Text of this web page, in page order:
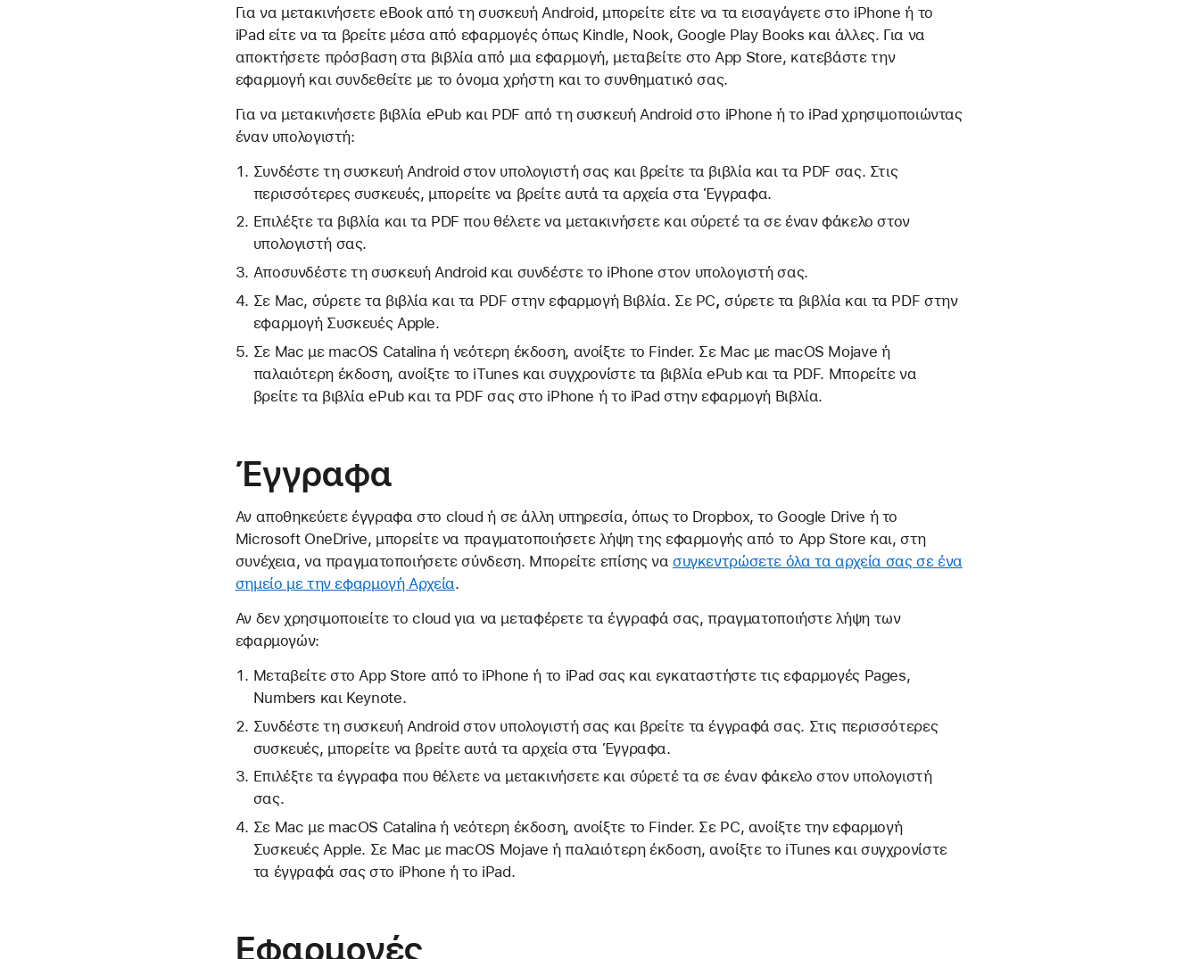
Για να μετακινήσετε eBook από τη συσκευή Android, μπορείτε είτε να τα εισαγάγετε στο iPhone ή το
iPad είτε να τα βρείτε μέσα από εφαρμογές όπως Kindle, Nook, Google Play Books και άλλες. Για να
αποκτήσετε πρόσβαση στα βιβλία από μια εφαρμογή, μεταβείτε στο App Store, κατεβάστε την
εφαρμογή και συνδεθείτε με το όνομα χρήστη και το συνθηματικό σας.
Για να μετακινήσετε βιβλία ePub και PDF από τη συσκευή Android στο iPhone ή το iPad χρησιμοποιώντας
έναν υπολογιστή:
Συνδέστε τη συσκευή Android στον υπολογιστή σας και βρείτε τα βιβλία και τα PDF σας. Στις
περισσότερες συσκευές, μπορείτε να βρείτε αυτά τα αρχεία στα Έγγραφα.
Επιλέξτε τα βιβλία και τα PDF που θέλετε να μετακινήσετε και σύρετέ τα σε έναν φάκελο στον
υπολογιστή σας.
Αποσυνδέστε τη συσκευή Android και συνδέστε το iPhone στον υπολογιστή σας.
Σε Mac, σύρετε τα βιβλία και τα PDF στην εφαρμογή Βιβλία. Σε PC, σύρετε τα βιβλία και τα PDF στην
εφαρμογή Συσκευές Apple.
Σε Mac με macOS Catalina ή νεότερη έκδοση, ανοίξτε το Finder. Σε Mac με macOS Mojave ή
παλαιότερη έκδοση, ανοίξτε το iTunes και συγχρονίστε τα βιβλία ePub και τα PDF. Μπορείτε να
βρείτε τα βιβλία ePub και τα PDF σας στο iPhone ή το iPad στην εφαρμογή Βιβλία.
Έγγραφα
Αν αποθηκεύετε έγγραφα στο cloud ή σε άλλη υπηρεσία, όπως το Dropbox, το Google Drive ή το
Microsoft OneDrive, μπορείτε να πραγματοποιήσετε λήψη της εφαρμογής από το App Store και, στη
συνέχεια, να πραγματοποιήσετε σύνδεση. Μπορείτε επίσης να συγκεντρώσετε όλα τα αρχεία σας σε ένα
σημείο με την εφαρμογή Αρχεία.
Αν δεν χρησιμοποιείτε το cloud για να μεταφέρετε τα έγγραφά σας, πραγματοποιήστε λήψη των
εφαρμογών:
Μεταβείτε στο App Store από το iPhone ή το iPad σας και εγκαταστήστε τις εφαρμογές Pages,
Numbers και Keynote.
Συνδέστε τη συσκευή Android στον υπολογιστή σας και βρείτε τα έγγραφά σας. Στις περισσότερες
συσκευές, μπορείτε να βρείτε αυτά τα αρχεία στα Έγγραφα.
Επιλέξτε τα έγγραφα που θέλετε να μετακινήσετε και σύρετέ τα σε έναν φάκελο στον υπολογιστή
σας.
Σε Mac με macOS Catalina ή νεότερη έκδοση, ανοίξτε το Finder. Σε PC, ανοίξτε την εφαρμογή
Συσκευές Apple. Σε Mac με macOS Mojave ή παλαιότερη έκδοση, ανοίξτε το iTunes και συγχρονίστε
τα έγγραφά σας στο iPhone ή το iPad.
Εφαρμογές